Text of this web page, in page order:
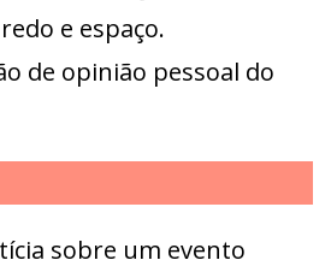
e espaço.
de opinião pessoal do
sobre um evento